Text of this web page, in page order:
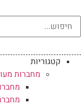
קטגוריות
מחברות